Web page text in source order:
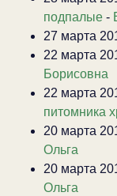
подпалые -
27 марта
22 марта
Борисовна
22 марта
питомника
20 марта
Ольга
20 марта
Ольга